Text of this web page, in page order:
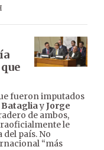
fueron imputados
yJorge
de ambos,
le
país. No
“más